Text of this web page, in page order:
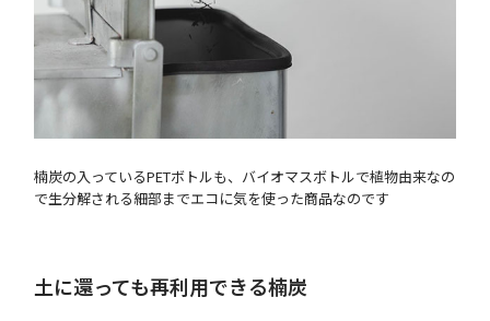
楠炭の入っているPETボトルも、バイオマスボトルで植物由来なの
で生分解される細部までエコに気を使った商品なのです
土に還っても再利用できる楠炭